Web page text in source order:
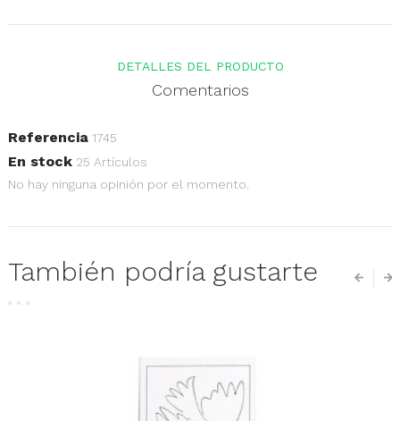
DETALLES DEL PRODUCTO
Comentarios
Referencia 1745
En stock 25 Artículos
No hay ninguna opinión por el momento.
También podría gustarte